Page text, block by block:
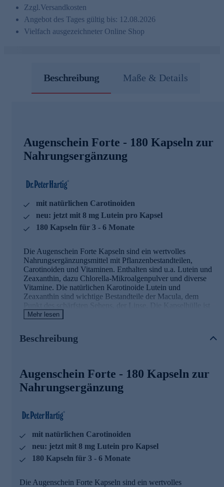
Zzgl.Versandkosten
Angebot des Tages gültig bis: 12.08.2026
Vielfach ausgezeichneter Online Shop
Beschreibung Maße & Details
Augenschein Forte - 180 Kapseln zur
Nahrungsergänzung
mit natürlichen Carotinoiden
neu: jetzt mit 8 mg Lutein pro Kapsel
180 Kapseln für 3 - 6 Monate
Die Augenschein Forte Kapseln sind ein wertvolles
Nahrungsergänzungsmittel mit Pflanzenbestandteilen,
Carotinoiden und Vitaminen. Enthalten sind u.a. Lutein und
Zeaxanthin, dazu Chlorella-Mikroalgenpulver und diverse
Vitamine. Die natürlichen Karotinoide Lutein und
Zeaxanthin sind wichtige Bestandteile der Macula, dem
Punkt des schärfsten Sehens, der Linse. Die Kapselhülle ist
aus Gelatine vom Rind.
Augenschein Forte - die Wirkstoffe
Riboflavin trägt zur Erhaltung normaler Sehkraft bei
Vitamin E trägt dazu bei, die Zellen vor oxidativem
Stress zu schützen
hervorragend für die tägliche Nahrungsergänzung geeignet.
Sie lassen sich ausgezeichnet mit allen weiteren Dr. Peter
Hartig®Produkten kombinieren.
Mehr lesen
Beschreibung
Augenschein Forte - 180 Kapseln zur
Nahrungsergänzung
mit natürlichen Carotinoiden
neu: jetzt mit 8 mg Lutein pro Kapsel
180 Kapseln für 3 - 6 Monate
Die Augenschein Forte Kapseln sind ein wertvolles